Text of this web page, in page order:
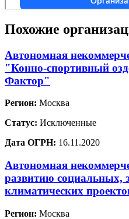
Похожие
Автономная
"Конно-спортивный
Фактор"
Регион: Москва
Статус: Исключенные
Дата ОГРН: 16.11.2020
Автономная
развитию социальных,
климатических
Регион: Москва